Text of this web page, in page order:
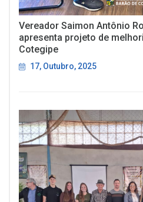
Vereador Saimon Antônio
apresenta projeto de
Cotegipe
17, Outubro, 2025